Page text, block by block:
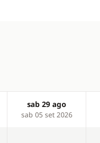
sab 29 ago
sab 05 set 2026